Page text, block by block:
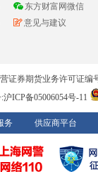
东方财富网微信
意见与建议
证券期货业务许可证编
ICP备05006054号-11
务 供应商平台